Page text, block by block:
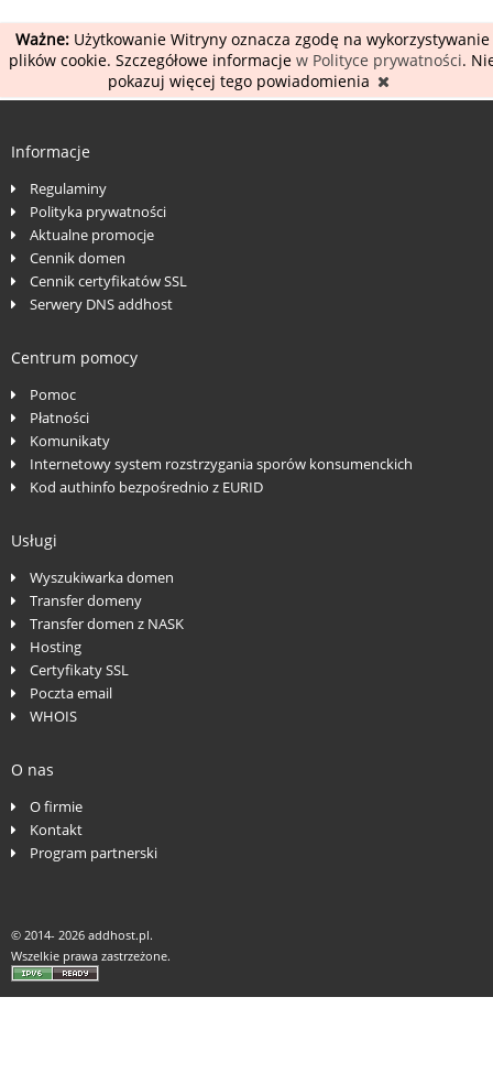
Ważne:Użytkowanie Witryny oznacza zgodę na wykorzystywanie
plików cookie. Szczegółowe informacje w Polityce prywatności.
pokazuj więcej tego powiadomienia
Informacje
Regulaminy
Polityka prywatności
Aktualne promocje
Cennik domen
Cennik certyfikatów SSL
Serwery DNS addhost
Centrum pomocy
Pomoc
Płatności
Komunikaty
Internetowy system rozstrzygania sporów konsumenckich
Kod authinfo bezpośrednio z EURID
Usługi
Wyszukiwarka domen
Transfer domeny
Transfer domen z NASK
Hosting
Certyfikaty SSL
Poczta email
WHOIS
O nas
O firmie
Kontakt
Program partnerski
© 2014- 2026 addhost.pl.
Wszelkie prawa zastrzeżone.